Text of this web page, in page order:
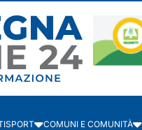
SPORT COMUNI E COMUNITÀ